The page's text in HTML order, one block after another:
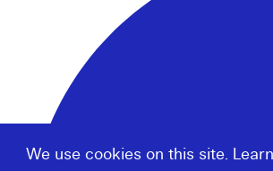
We use cookies on this site.